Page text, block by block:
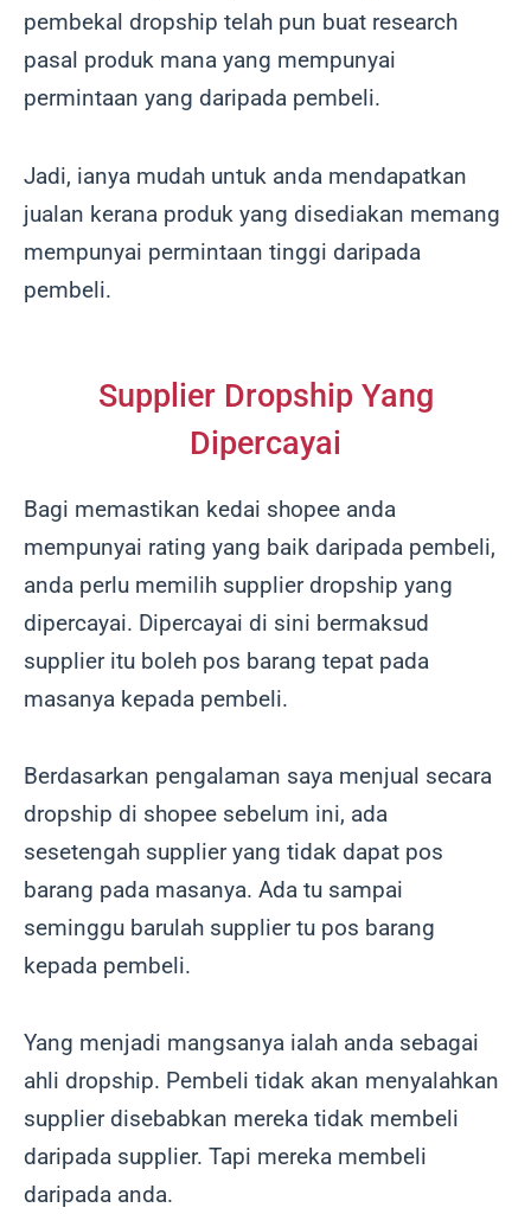
pembekal dropship telah pun buat research
pasal produk mana yang mempunyai
permintaan yang daripada pembeli.
Jadi, ianya mudah untuk anda mendapatkan
jualan kerana produk yang disediakan memang
mempunyai permintaan tinggi daripada
pembeli.
Supplier Dropship Yang
Dipercayai
Bagi memastikan kedai shopee anda
mempunyai rating yang baik daripada pembeli,
anda perlu memilih supplier dropship yang
dipercayai. Dipercayai di sini bermaksud
supplier itu boleh pos barang tepat pada
masanya kepada pembeli.
Berdasarkan pengalaman saya menjual secara
dropship di shopee sebelum ini, ada
sesetengah supplier yang tidak dapat pos
barang pada masanya. Ada tu sampai
seminggu barulah supplier tu pos barang
kepada pembeli.
Yang menjadi mangsanya ialah anda sebagai
ahli dropship. Pembeli tidak akan menyalahkan
supplier disebabkan mereka tidak membeli
daripada supplier. Tapi mereka membeli
daripada anda.